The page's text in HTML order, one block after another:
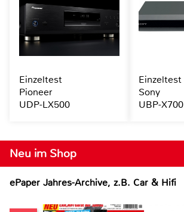
Neu im Shop
ePaper Jahres-Archive, z.B. Car & Hifi
Einzeltest
Pioneer
UDP-LX500
Einzeltest
Sony
UBP-X700